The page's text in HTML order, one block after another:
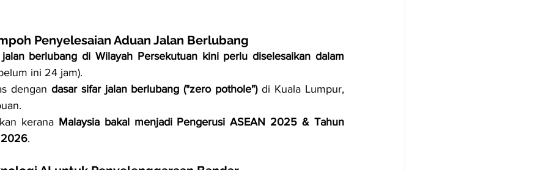
Penyelesaian Aduan Jalan Berlubang
jalan berlubang di Wilayah Persekutuan kini perlu diselesaikan dalam
ini 24 jam).
dengan dasar sifar jalan berlubang ("zero pothole") di Kuala Lumpur,
kerana Malaysia bakal menjadi Pengerusi ASEAN 2025 & Tahun
2026.